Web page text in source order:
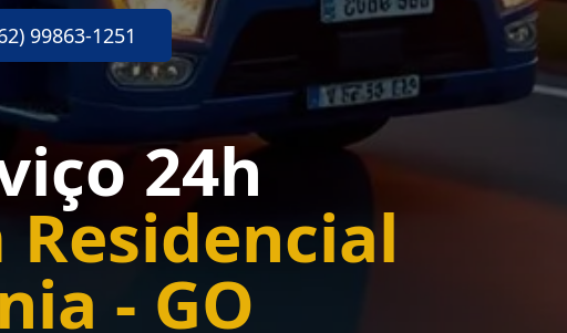
99863-1251
24h
- GO